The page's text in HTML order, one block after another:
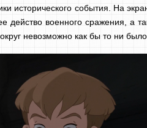
исторического события. На
действо военного сражения, а
невозможно как бы то ни